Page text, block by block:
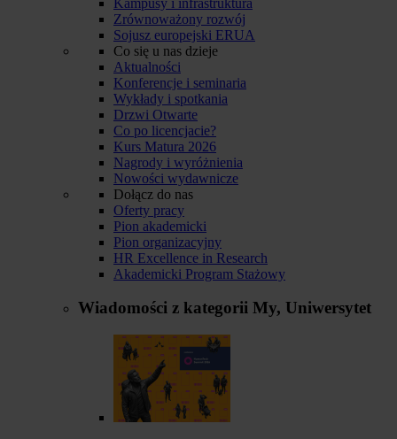
Zrównoważony rozwój
Sojusz europejski ERUA
Co się u nas dzieje
Aktualności
Konferencje i seminaria
Wykłady i spotkania
Drzwi Otwarte
Co po licencjacie?
Kurs Matura 2026
Nagrody i wyróżnienia
Nowości wydawnicze
Dołącz do nas
Oferty pracy
Pion akademicki
Pion organizacyjny
HR Excellence in Research
Akademicki Program Stażowy
Wiadomości z kategorii My, Uniwersytet